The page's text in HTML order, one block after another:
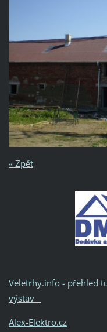
« Zpět
Veletrhy.info - přehled
výstav
Alex-Elektro.cz